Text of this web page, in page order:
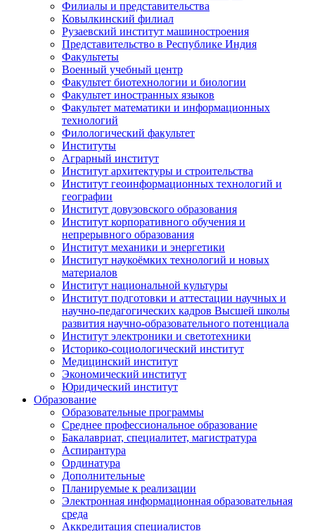
Филиалы и представительства
Ковылкинский филиал
Рузаевский институт машиностроения
Представительство в Республике Индия
Факультеты
Военный учебный центр
Факультет биотехнологии и биологии
Факультет иностранных языков
Факультет математики и информационных
технологий
Филологический факультет
Институты
Аграрный институт
Институт архитектуры и строительства
Институт геоинформационных технологий и
географии
Институт довузовского образования
Институт корпоративного обучения и
непрерывного образования
Институт механики и энергетики
Институт наукоёмких технологий и новых
материалов
Институт национальной культуры
Институт подготовки и аттестации научных и
научно-педагогических кадров Высшей школы
развития научно-образовательного потенциала
Институт электроники и светотехники
Историко-социологический институт
Медицинский институт
Экономический институт
Юридический институт
Образование
Образовательные программы
Среднее профессиональное образование
Бакалавриат, специалитет, магистратура
Аспирантура
Ординатура
Дополнительные
Планируемые к реализации
Электронная информационная образовательная
среда
Аккредитация специалистов